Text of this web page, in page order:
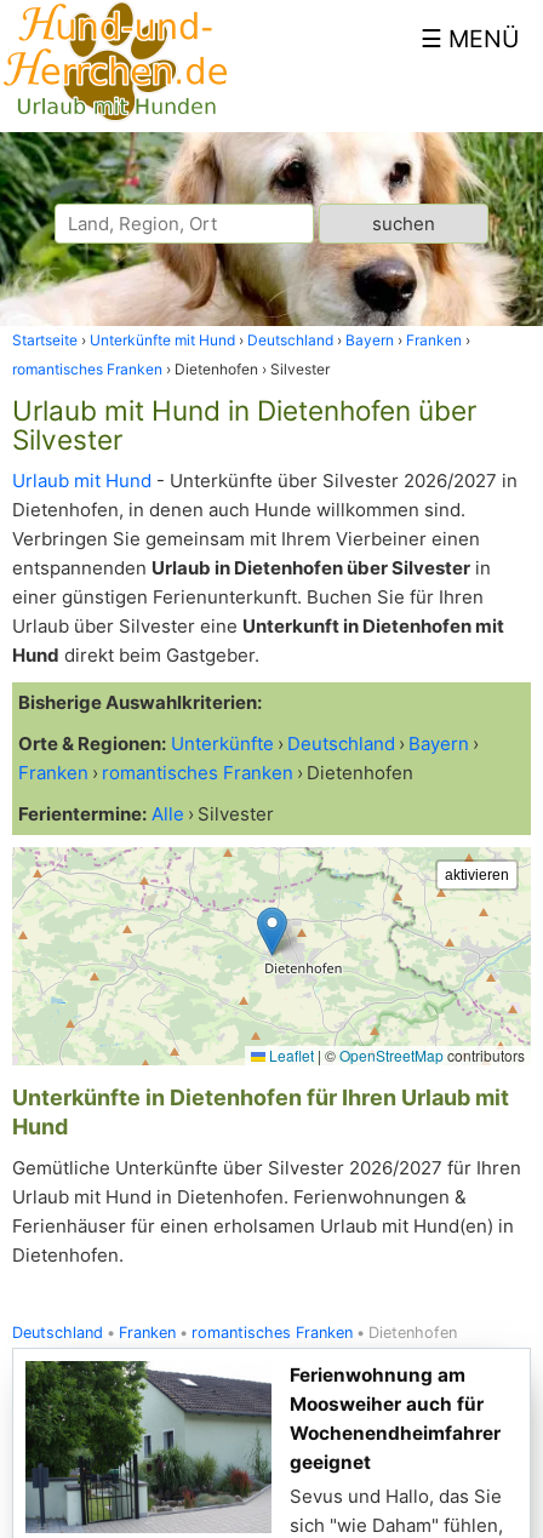
Startseite Unterkünfte mit Hund Deutschland Bayern
Franken
romantisches Franken
Dietenhofen Silvester
Urlaub mit Hund in Dietenhofen über
Silvester
Urlaub mit Hund - Unterkünfte über Silvester 2026/2027 in
Dietenhofen, in denen auch Hunde willkommen sind.
Verbringen Sie gemeinsam mit Ihrem Vierbeiner einen
entspannenden Urlaub in Dietenhofen über Silvester in
einer günstigen Ferienunterkunft. Buchen Sie für Ihren
Urlaub über Silvester eine Unterkunft in Dietenhofen mit
Hund direkt beim Gastgeber.
Bisherige Auswahlkriterien:
Orte & Regionen: Unterkünfte Deutschland
Bayern
Franken
romantisches Franken
Dietenhofen
Ferientermine: Alle Silvester
Leaflet | ©OpenStreetMapcontributors
Unterkünfte in Dietenhofen für Ihren Urlaub mit
Hund
Gemütliche Unterkünfte über Silvester 2026/2027 für Ihren
Urlaub mit Hund in Dietenhofen. Ferienwohnungen &
Ferienhäuser für einen erholsamen Urlaub mit Hund(en) in
Dietenhofen.
Deutschland Franken romantisches Franken Dietenhofen
Ferienwohnung am
Moosweiher auch für
Wochenendheimfahrer
geeignet
Sevus und Hallo, das Sie
sich "wie Daham" fühlen,